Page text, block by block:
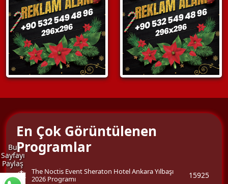
Bu
Sayfayı
Paylaş
En Çok Görüntülenen
Programlar
The Noctis Event Sheraton Hotel Ankara Yılbaşı
2026 Programı
15925